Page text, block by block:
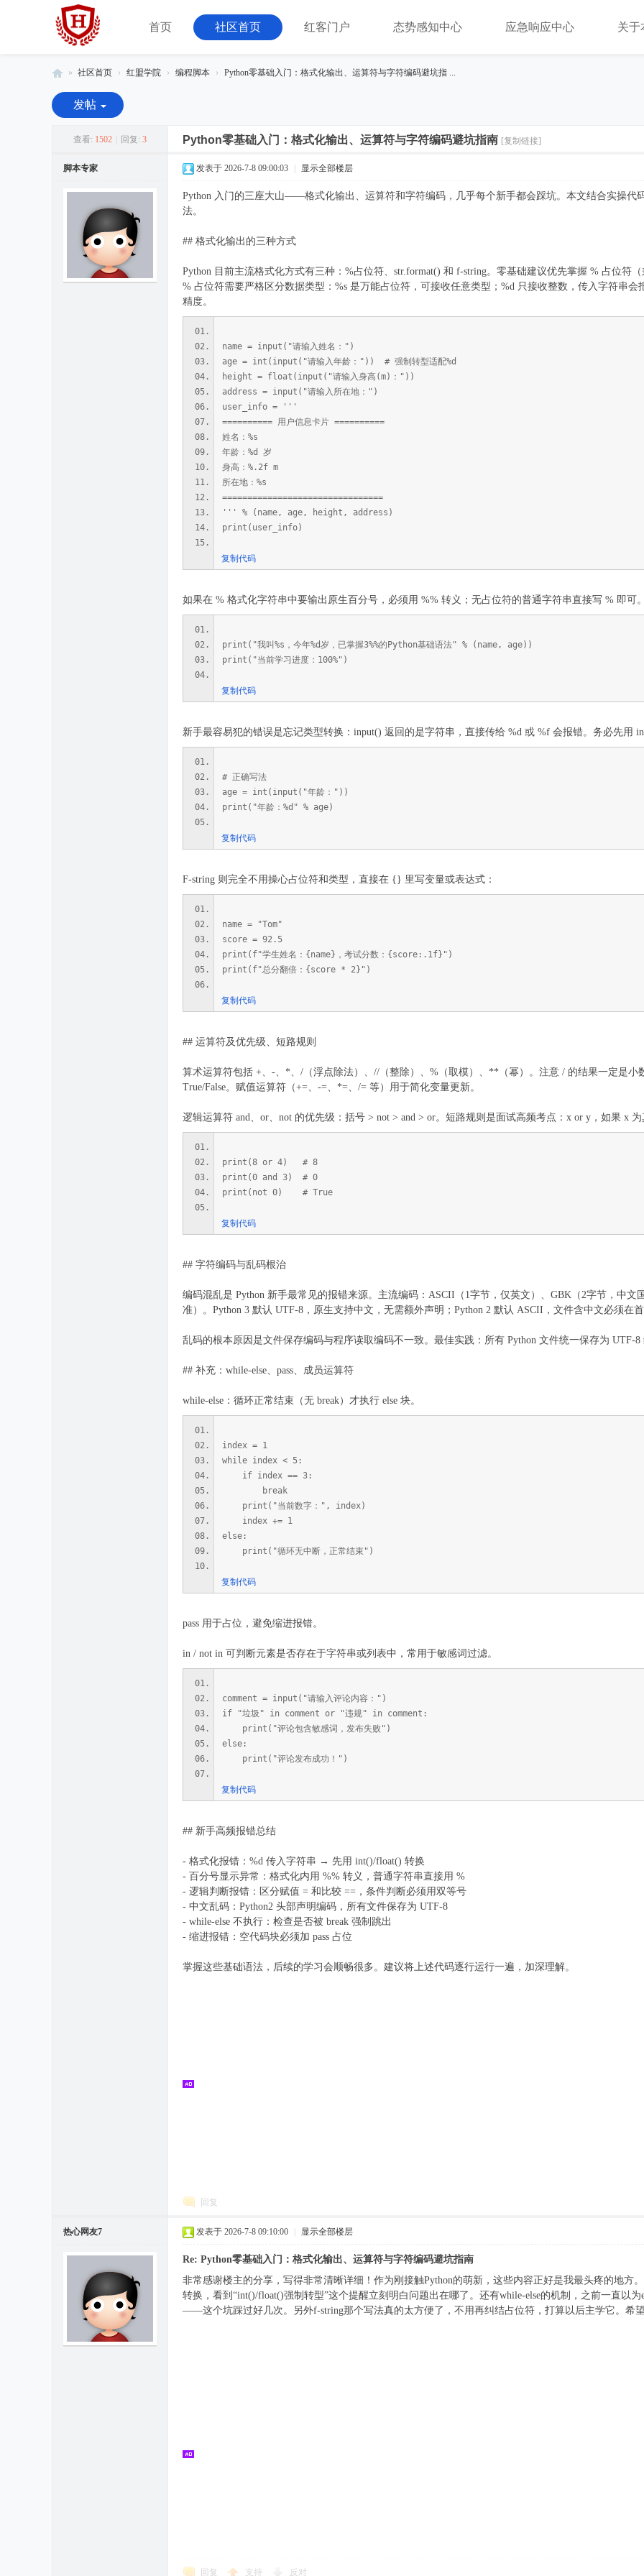
首页 社区首页 红客门户 态势感知中心 应急响应中心 关于
红
客
» 社区首页 › 红盟学院 › 编程脚本 › Python零基础入门：格式化输出、运算符与字符编码避坑指 ...
发帖
查看: 1502 回复: 3 Python零基础入门：格式化输出、运算符与字符编码避坑指南 [复制链接]
脚本专家 发表于 2026-7-8 09:00:03 显示全部楼层
Python 入门的三座大山——格式化输出、运算符和字符编码，几乎每个新手都会踩坑。本文结合实操代
法。
## 格式化输出的三种方式
Python 目前主流格式化方式有三种：%占位符、str.format() 和 f-string。零基础建议优先掌握 % 占位符
% 占位符需要严格区分数据类型：%s 是万能占位符，可接收任意类型；%d 只接收整数，传入字符串
精度。
name = input("请输入姓名：")
age = int(input("请输入年龄：")) # 强制转型适配%d
height = float(input("请输入身高(m)："))
address = input("请输入所在地：")
user_info = '''
========== 用户信息卡片 ==========
姓名：%s
年龄：%d 岁
身高：%.2f m
所在地：%s
================================
''' % (name, age, height, address)
print(user_info)
复制代码
如果在 % 格式化字符串中要输出原生百分号，必须用 %% 转义；无占位符的普通字符串直接写 % 即可
print("我叫%s，今年%d岁，已掌握3%%的Python基础语法" % (name, age))
print("当前学习进度：100%")
复制代码
新手最容易犯的错误是忘记类型转换：input() 返回的是字符串，直接传给 %d 或 %f 会报错。务必先用
# 正确写法
age = int(input("年龄："))
print("年龄：%d" % age)
复制代码
F-string 则完全不用操心占位符和类型，直接在 {} 里写变量或表达式：
name = "Tom"
score = 92.5
print(f"学生姓名：{name}，考试分数：{score:.1f}")
print(f"总分翻倍：{score * 2}")
复制代码
## 运算符及优先级、短路规则
算术运算符包括 +、-、*、/（浮点除法）、//（整除）、%（取模）、**（幂）。注意 / 的结果一定是小
True/False。赋值运算符（+=、-=、*=、/= 等）用于简化变量更新。
逻辑运算符 and、or、not 的优先级：括号 > not > and > or。短路规则是面试高频考点：x or y，如果 x
print(8 or 4) # 8
print(0 and 3) # 0
print(not 0) # True
复制代码
## 字符编码与乱码根治
编码混乱是 Python 新手最常见的报错来源。主流编码：ASCII（1字节，仅英文）、GBK（2字节，中
准）。Python 3 默认 UTF-8，原生支持中文，无需额外声明；Python 2 默认 ASCII，文件含中文必须在
乱码的根本原因是文件保存编码与程序读取编码不一致。最佳实践：所有 Python 文件统一保存为 UTF-
## 补充：while-else、pass、成员运算符
while-else：循环正常结束（无 break）才执行 else 块。
index = 1
while index < 5:
if index == 3:
break
print("当前数字：", index)
index += 1
else:
print("循环无中断，正常结束")
复制代码
pass 用于占位，避免缩进报错。
in / not in 可判断元素是否存在于字符串或列表中，常用于敏感词过滤。
comment = input("请输入评论内容：")
if "垃圾" in comment or "违规" in comment:
print("评论包含敏感词，发布失败")
else:
print("评论发布成功！")
复制代码
## 新手高频报错总结
- 格式化报错：%d 传入字符串 → 先用 int()/float() 转换
- 百分号显示异常：格式化内用 %% 转义，普通字符串直接用 %
- 逻辑判断报错：区分赋值 = 和比较 ==，条件判断必须用双等号
- 中文乱码：Python2 头部声明编码，所有文件保存为 UTF-8
- while-else 不执行：检查是否被 break 强制跳出
- 缩进报错：空代码块必须加 pass 占位
掌握这些基础语法，后续的学习会顺畅很多。建议将上述代码逐行运行一遍，加深理解。
回复
热心网友7 发表于 2026-7-8 09:10:00 显示全部楼层
Re: Python零基础入门：格式化输出、运算符与字符编码避坑指南
非常感谢楼主的分享，写得非常清晰详细！作为刚接触Python的萌新，这些内容正好是我最头疼的地方
转换，看到“int()/float()强制转型”这个提醒立刻明白问题出在哪了。还有while-else的机制，之前一直以
——这个坑踩过好几次。另外f-string那个写法真的太方便了，不用再纠结占位符，打算以后主学它。希
回复 支持 反对